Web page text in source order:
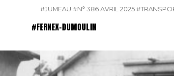
#JUMEAU #N° 386 AVRIL 2025
#FERNEX-DUMOULIN